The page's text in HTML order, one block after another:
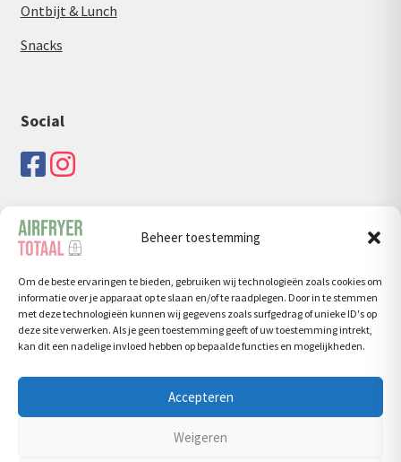
Beheer toestemming
Om de beste ervaringen te bieden, gebruiken wij technologieën zoals cookies om
informatie over je apparaat op te slaan en/of te raadplegen. Door in te stemmen
met deze technologieën kunnen wij gegevens zoals surfgedrag of unieke ID's op
deze site verwerken. Als je geen toestemming geeft of uw toestemming intrekt,
kan dit een nadelige invloed hebben op bepaalde functies en mogelijkheden.
Accepteren
Weigeren
Ontbijt & Lunch
Snacks
Social
Zoeken
Zoeken
naar:
Zoeken
© Airfryertotaal.nl 2026